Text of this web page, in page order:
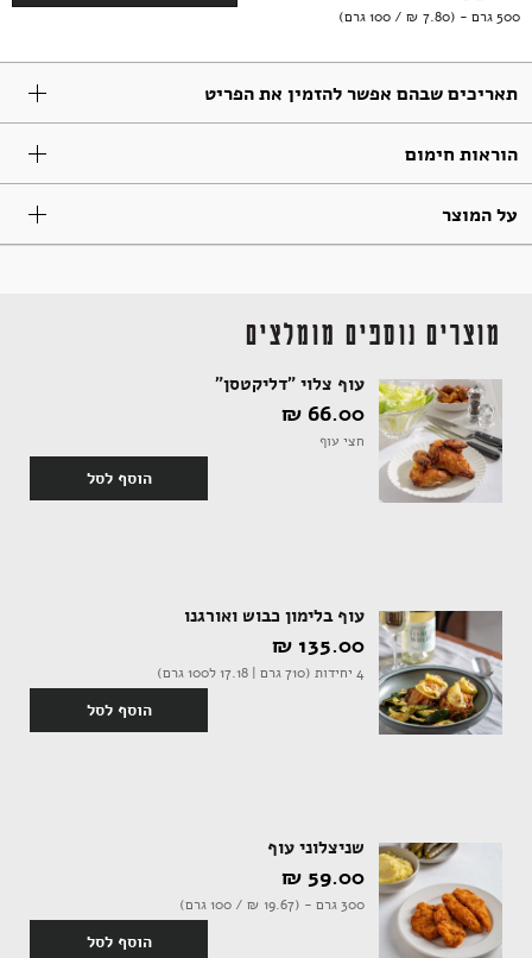
500 גרם - (7.80 ‏₪ / 100 גרם)
תאריכים שבהם אפשר להזמין את הפריט
הוראות חימום
על המוצר
מוצרים נוספים מומלצים
עוף צלוי "דליקטסן"
66.00 ‏₪
חצי עוף
הוסף לסל
עוף בלימון כבוש ואורגנו
135.00 ‏₪
4 יחידות (710 גרם | 17.18 ל100 גרם)
הוסף לסל
שניצלוני עוף
59.00 ‏₪
300 גרם - (19.67 ‏₪ / 100 גרם)
הוסף לסל
ארוחות שלמות
מגשי אירוח מתוקים
תבלינים
ביצים וחלב
אלכוהול ותזקיקים
חדר רחצה
נרות וריחות
אקססוריז